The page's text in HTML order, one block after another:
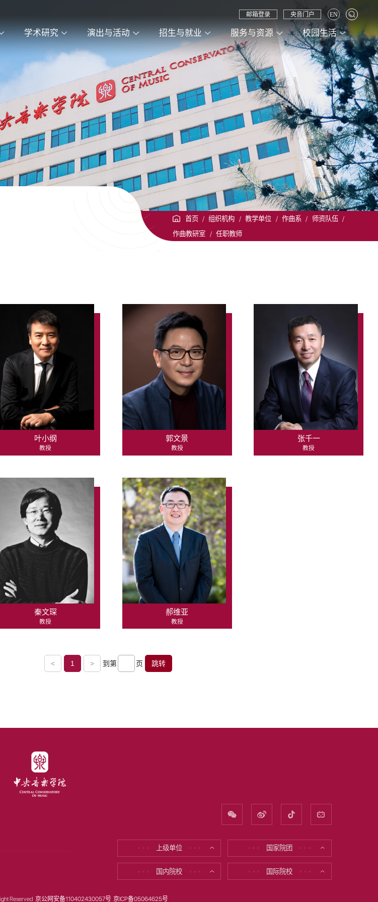
学术研究 演出与活动 招生与就业 服务与资源 校园生活
邮箱登录 央音门户 EN
首页 / 组织机构 / 教学单位 / 作曲系 / 师资队伍 /
作曲教研室
/ 任职教师
叶小纲
教授
郭文景
教授
张千一
教授
秦文琛
教授
郝维亚
教授
< 1 > 到第 页 跳转
* * * 上级单位 * * * * * * 国家院团 * * *
* * * 国内院校 * * * * * * 国际院校 * * *
Reserved 京公网安备110402430057号 京ICP备05064625号